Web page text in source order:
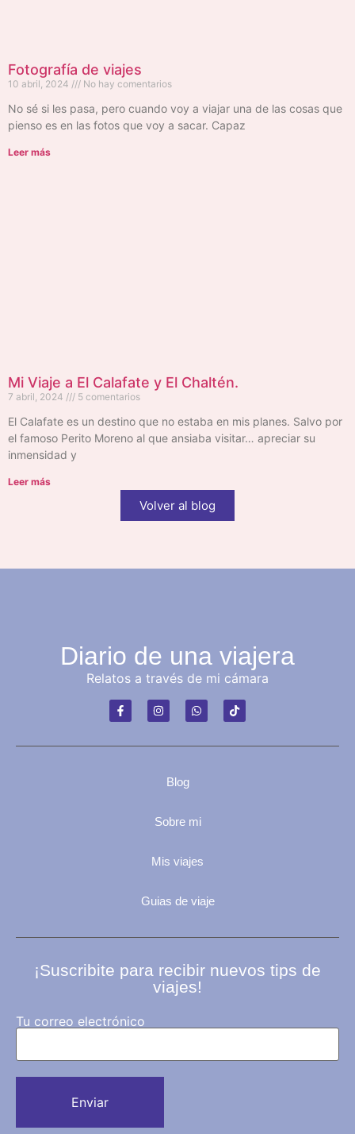
Fotografía de viajes
10 abril, 2024 No hay comentarios
No sé si les pasa, pero cuando voy a viajar una de las cosas que
pienso es en las fotos que voy a sacar. Capaz
Leer más
Mi Viaje a El Calafate y El Chaltén.
7 abril, 2024 5 comentarios
El Calafate es un destino que no estaba en mis planes. Salvo por
el famoso Perito Moreno al que ansiaba visitar… apreciar su
inmensidad y
Leer más
Volver al blog
Diario de una viajera
Relatos a través de mi cámara
Blog
Sobre mi
Mis viajes
Guias de viaje
¡Suscribite para recibir nuevos tips de
viajes!
Tu correo electrónico